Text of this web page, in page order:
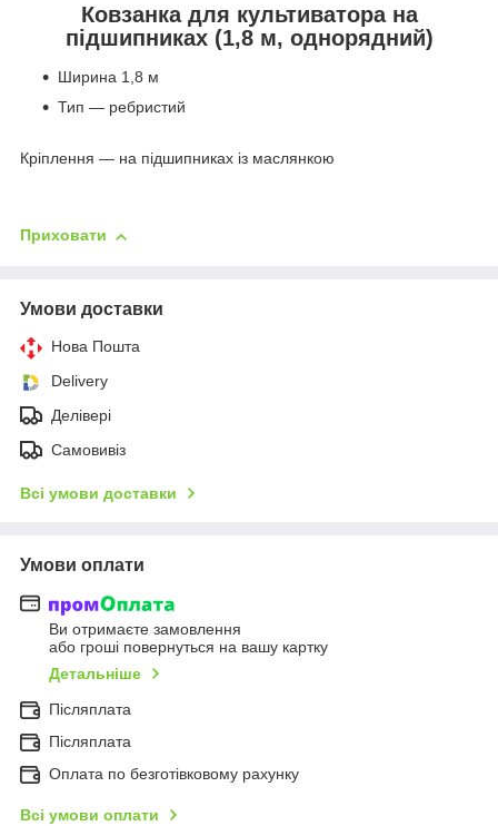
Ковзанка для культиватора на
підшипниках (1,8 м, однорядний)
Ширина 1,8 м
Тип — ребристий
Кріплення — на підшипниках із маслянкою
Приховати
Умови доставки
Нова Пошта
Delivery
Делівері
Самовивіз
Всі умови доставки
Умови оплати
Ви отримаєте замовлення
або гроші повернуться на вашу картку
Детальніше
Післяплата
Післяплата
Оплата по безготівковому рахунку
Всі умови оплати